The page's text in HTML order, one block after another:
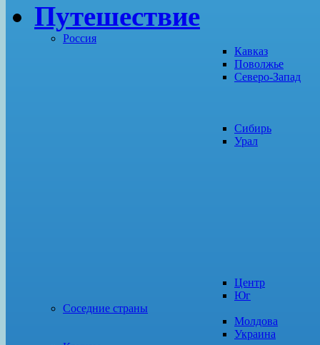
Путешествие
Россия
Кавказ
Поволжье
Северо-Запад
Сибирь
Урал
Центр
Юг
Соседние страны
Молдова
Украина